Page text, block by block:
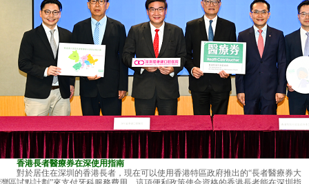
香港長者醫療券在深使用指南
對於居住在深圳的香港長者，現在可以使用香港特區政府推出的“長者醫療券大